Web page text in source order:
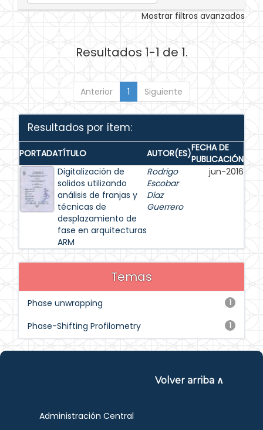
Mostrar filtros avanzados
Resultados 1-1 de 1.
Anterior 1 Siguiente
Resultados por ítem:
PORTADATÍTULO AUTOR(ES)FECHA DE
PUBLICACIÓN
Digitalización de
solidos utilizando
análisis de franjas y
técnicas de
desplazamiento de
fase en arquitecturas
ARM
Rodrigo
Escobar
Diaz
Guerrero
jun-2016
Temas
1
Phase unwrapping
1
Phase-Shifting Profilometry
Volver arriba ∧
Administración Central